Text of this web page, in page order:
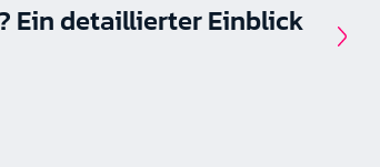
Ein detaillierter Einblick